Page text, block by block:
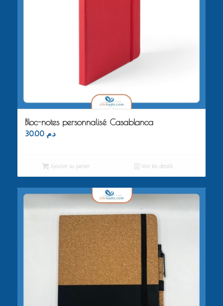
Bloc-notes personnalisé Casablanca
د.م. 30.00
Ajouter au panier Voir les détails